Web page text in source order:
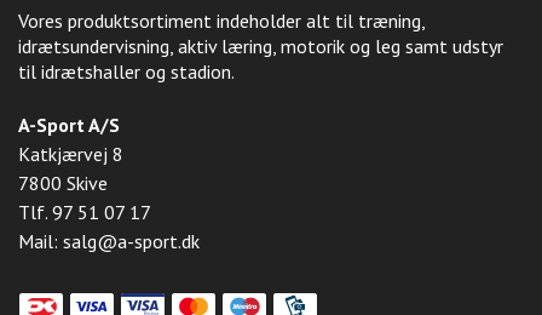
Vores produktsortiment indeholder alt til træning,
idrætsundervisning, aktiv læring, motorik og leg samt udstyr
til idrætshaller og stadion.
A-Sport A/S
Katkjærvej 8
7800 Skive
Tlf. 97 51 07 17
Mail: salg@a-sport.dk